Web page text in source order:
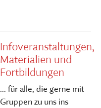
Infoveranstaltungen,
Materialien und
Fortbildungen
... für alle, die gerne mit
Gruppen zu uns ins